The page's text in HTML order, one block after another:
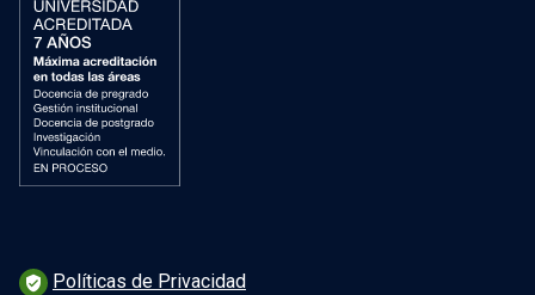
verified_user Políticas de Privacidad